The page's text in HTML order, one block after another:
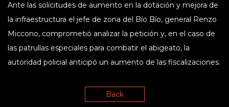
Ante las solicitudes de aumento en la dotación y mejora de
la infraestructura el jefe de zona del Bío Bío, general Renzo
Miccono, comprometió analizar la petición y, en el caso de
las patrullas especiales para combatir el abigeato, la
autoridad policial anticipó un aumento de las fiscalizaciones.
Back